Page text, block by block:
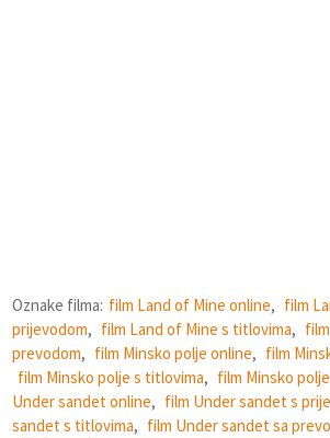
Oznake filma: film Land of Mine online, film
prijevodom, film Land of Mine s titlovima,
prevodom, film Minsko polje online, film
film Minsko polje s titlovima, film Minsko
Under sandet online, film Under sandet s
sandet s titlovima, film Under sandet sa